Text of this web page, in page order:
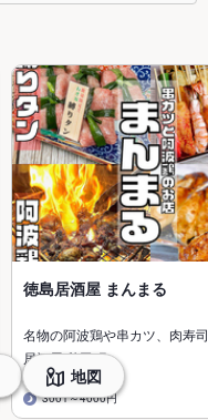
徳島居酒屋 まんまる
名物の阿波鶏や串カツ、肉寿
居酒屋/秋田町
3001～4000円
地図